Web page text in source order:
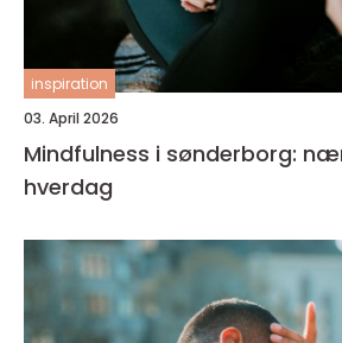
inspiration
03. April 2026
Mindfulness i sønderborg:
hverdag